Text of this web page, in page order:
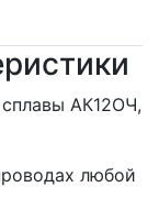
АК12ОЧ,
любой